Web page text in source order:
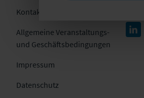
Kontakt
Allgemeine Veranstaltungs-
und Geschäftsbedingungen
Impressum
Datenschutz